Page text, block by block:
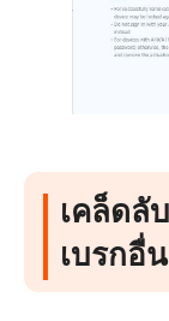
เคล็ดลั
เบรกอื่